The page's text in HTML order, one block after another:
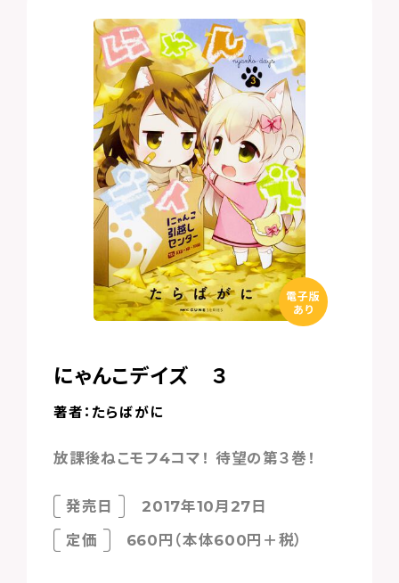
電子版
あり
にゃんこデイズ ３
著者：たらばがに
放課後ねこモフ4コマ！ 待望の第３巻！
発売日
2017年10月27日
定価
660円（本体600円＋税）